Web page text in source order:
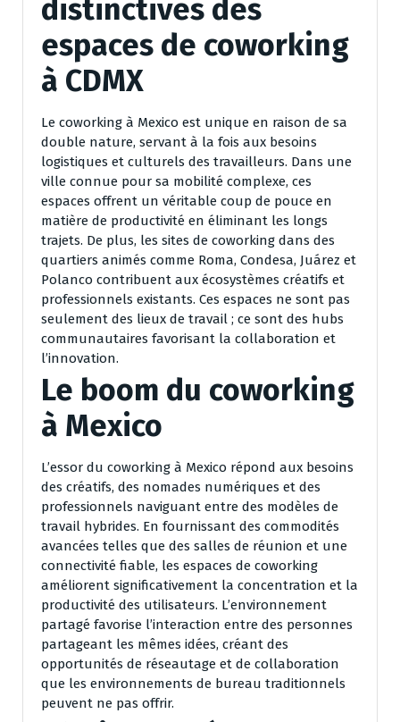
distinctives des
espaces de coworking
à CDMX
Le coworking à Mexico est unique en raison de sa
double nature, servant à la fois aux besoins
logistiques et culturels des travailleurs. Dans une
ville connue pour sa mobilité complexe, ces
espaces offrent un véritable coup de pouce en
matière de productivité en éliminant les longs
trajets. De plus, les sites de coworking dans des
quartiers animés comme Roma, Condesa, Juárez et
Polanco contribuent aux écosystèmes créatifs et
professionnels existants. Ces espaces ne sont pas
seulement des lieux de travail ; ce sont des hubs
communautaires favorisant la collaboration et
l’innovation.
Le boom du coworking
à Mexico
L’essor du coworking à Mexico répond aux besoins
des créatifs, des nomades numériques et des
professionnels naviguant entre des modèles de
travail hybrides. En fournissant des commodités
avancées telles que des salles de réunion et une
connectivité fiable, les espaces de coworking
améliorent significativement la concentration et la
productivité des utilisateurs. L’environnement
partagé favorise l’interaction entre des personnes
partageant les mêmes idées, créant des
opportunités de réseautage et de collaboration
que les environnements de bureau traditionnels
peuvent ne pas offrir.